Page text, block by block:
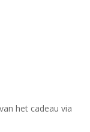
het cadeau via